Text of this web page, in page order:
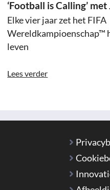
‘Football is Calling’
Elke vier jaar zet het FIFA
Wereldkampioenschap™
leven
Lees verder